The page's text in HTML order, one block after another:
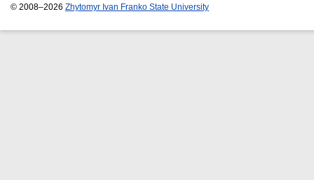
© 2008–2026 Zhytomyr Ivan Franko State University